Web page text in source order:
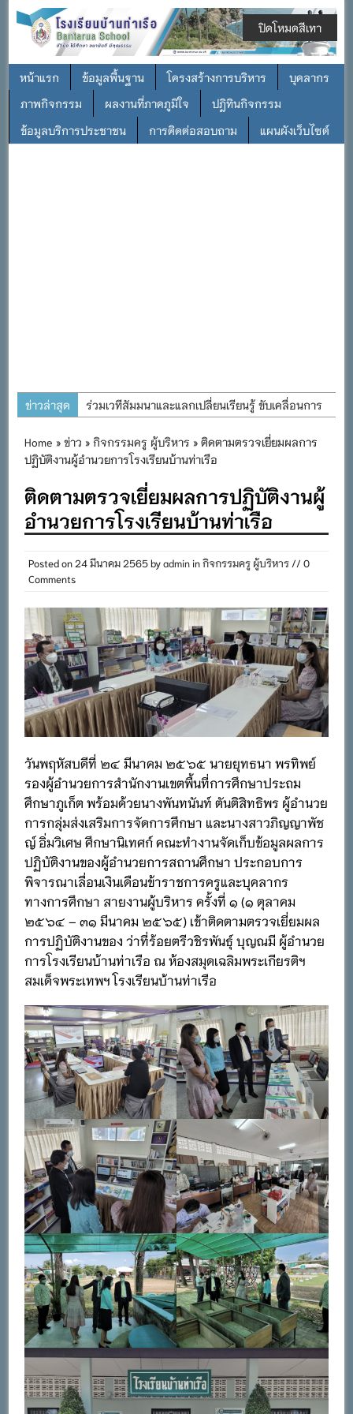
หน้าแรก ข้อมูลพื้นฐาน โครงสร้างการบริหาร
บุคลากร
ภาพกิจกรรม
ผลงานที่ภาคภูมิใจ
ปฎิทินกิจกรรม
ข้อมูลบริการประชาชน
การติดต่อสอบถาม แผนผังเว็บไซต์
ข่าวล่าสุด
ร่วมเวทีสัมมนาและแลกเปลี่ยนเรียนรู้ ขับเคลื่อนการ
โครงการอนุรักษ์พันธุกรรมพืชอันเนื่องมาจากพระ
ราชกุมารี
ต้อนรับคณะนิเทศ ติดตามการจัดการศึกษาเรียนรวม
การอบรมการจัดทำแผนพัฒนาการจัดการศึกษาและ
สำนักงานเขตพื้นที่การศึกษาประถมศึกษาภูเก็ต
พิธีถวายเครื่องราชสักการะ วางพานพุ่ม และจุด
เทียนถวายพระพรชัยมงคล เนื่องในโอกาสวันเฉลิม
พระชนมพรรษา พระบาทสมเด็จพระเจ้าอยู่หัว ๒๘
กรกฎาคม ๒๕๖๙
Home »ข่าว »กิจกรรมครู ผู้บริหาร » ติดตามตรวจเยี่ยมผลการ
ปฏิบัติงานผู้อำนวยการโรงเรียนบ้านท่าเรือ
ติดตามตรวจเยี่ยมผลการปฏิบัติงานผู้
อำนวยการโรงเรียนบ้านท่าเรือ
Posted on24 มีนาคม 2565byadmininกิจกรรมครู ผู้บริหาร // 0
Comments
วันพฤหัสบดีที่ ๒๔ มีนาคม ๒๕๖๕ นายยุทธนา พรทิพย์
รองผู้อำนวยการสำนักงานเขตพื้นที่การศึกษาประถม
ศึกษาภูเก็ต พร้อมด้วยนางพันทนันท์ ตันติสิทธิพร ผู้อำนวย
การกลุ่มส่งเสริมการจัดการศึกษา และนางสาวภิญญาพัช
ญ์ อิ่มวิเศษ ศึกษานิเทศก์ คณะทำงานจัดเก็บข้อมูลผลการ
ปฏิบัติงานของผู้อำนวยการสถานศึกษา ประกอบการ
พิจารณาเลื่อนเงินเดือนข้าราชการครูและบุคลากร
ทางการศึกษา สายงานผู้บริหาร ครั้งที่ ๑ (๑ ตุลาคม
๒๕๖๔ – ๓๑ มีนาคม ๒๕๖๕) เข้าติดตามตรวจเยี่ยมผล
การปฏิบัติงานของ ว่าที่ร้อยตรีวชิรพันธุ์ บุญณมี ผู้อำนวย
การโรงเรียนบ้านท่าเรือ ณ ห้องสมุดเฉลิมพระเกียรติฯ
สมเด็จพระเทพฯ โรงเรียนบ้านท่าเรือ
ปิดโหมดสีเทา